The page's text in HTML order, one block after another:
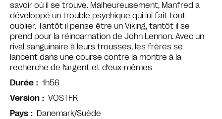
savoir où il se trouve. Malheureusement, Manfred a
développé un trouble psychique qui lui fait tout
oublier. Tantôt il pense être un Viking, tantôt il se
prend pour la réincarnation de John Lennon. Avec un
rival sanguinaire à leurs trousses, les frères se
lancent dans une course contre la montre à la
recherche de l’argent et d’eux-mêmes
Durée
1h56
Version
VOSTFR
Pays
Danemark/Suède